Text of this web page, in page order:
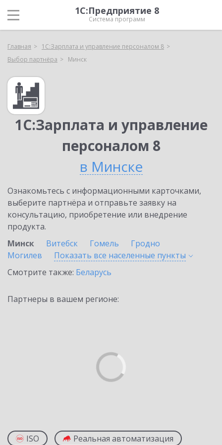
1С:Предприятие 8
Система программ
Главная
1С:Зарплата и управление персоналом 8
Выбор партнёра
Минск
1С:Зарплата и управление
персоналом 8
в Минске
Ознакомьтесь с информационными карточками,
выберите партнёра и отправьте заявку на
консультацию, приобретение или внедрение
продукта.
Минск
Витебск Гомель
Гродно
Могилев
Показать все населенные пункты
Смотрите также: Беларусь
Партнеры в вашем регионе:
ISO Реальная автоматизация